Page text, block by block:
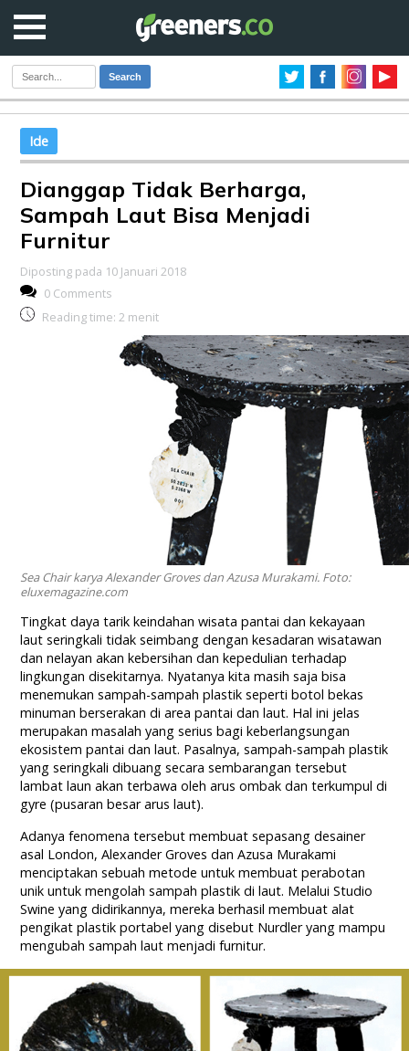
Search
Ide
Dianggap Tidak Berharga,
Sampah Laut Bisa Menjadi
Furnitur
Diposting pada 10 Januari 2018
0 Comments
Reading time: 2 menit
Sea Chair karya Alexander Groves dan Azusa Murakami. Foto:
eluxemagazine.com
Tingkat daya tarik keindahan wisata pantai dan kekayaan
laut seringkali tidak seimbang dengan kesadaran wisatawan
dan nelayan akan kebersihan dan kepedulian terhadap
lingkungan disekitarnya. Nyatanya kita masih saja bisa
menemukan sampah-sampah plastik seperti botol bekas
minuman berserakan di area pantai dan laut. Hal ini jelas
merupakan masalah yang serius bagi keberlangsungan
ekosistem pantai dan laut. Pasalnya, sampah-sampah plastik
yang seringkali dibuang secara sembarangan tersebut
lambat laun akan terbawa oleh arus ombak dan terkumpul di
gyre (pusaran besar arus laut).
Adanya fenomena tersebut membuat sepasang desainer
asal London, Alexander Groves dan Azusa Murakami
menciptakan sebuah metode untuk membuat perabotan
unik untuk mengolah sampah plastik di laut. Melalui Studio
Swine yang didirikannya, mereka berhasil membuat alat
pengikat plastik portabel yang disebut Nurdler yang mampu
mengubah sampah laut menjadi furnitur.